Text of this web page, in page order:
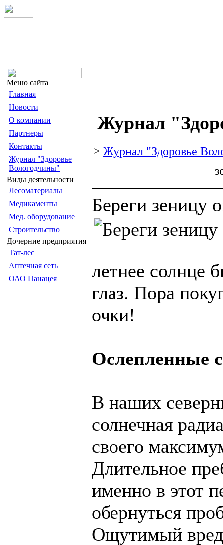
Меню сайта
Главная
Новости
О компании
Партнеры
Контакты
Журнал "Здоровье
Вологодчины"
Виды деятельности
Лесоматериалы
Медикаменты
Мед. оборудование
Строительство
Дочерние предприятия
Тат-лес
Аптечная сеть
ОАО Панацея
Журнал
> Журнал "Здоровье
Береги зеницу
летнее солнце
глаз. Пора
очки!
Ослепленные
В наших
солнечная
своего
Длительное
именно в этот
обернуться
Ощутимый